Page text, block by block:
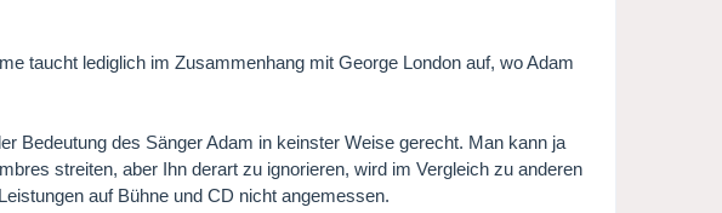
taucht lediglich im Zusammenhang mit George London auf, wo Adam
Bedeutung des Sänger Adam in keinster Weise gerecht. Man kann ja
streiten, aber Ihn derart zu ignorieren, wird im Vergleich zu anderen
auf Bühne und CD nicht angemessen.